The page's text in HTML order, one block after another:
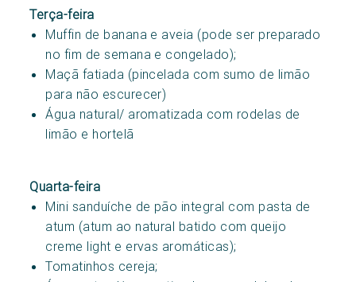
Terça-feira
Muffin de banana e aveia (pode ser preparado
no fim de semana e congelado);
Maçã fatiada (pincelada com sumo de limão
para não escurecer)
Água natural/ aromatizada com rodelas de
limão e hortelã
Quarta-feira
Mini sanduíche de pão integral com pasta de
atum (atum ao natural batido com queijo
creme light e ervas aromáticas);
Tomatinhos cereja;